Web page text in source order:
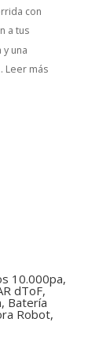
con
a tus
una
Leer más
10.000pa,
dToF,
Batería
Robot,